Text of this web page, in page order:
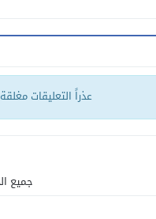
عذراً التعليقات مغلقة
جميع